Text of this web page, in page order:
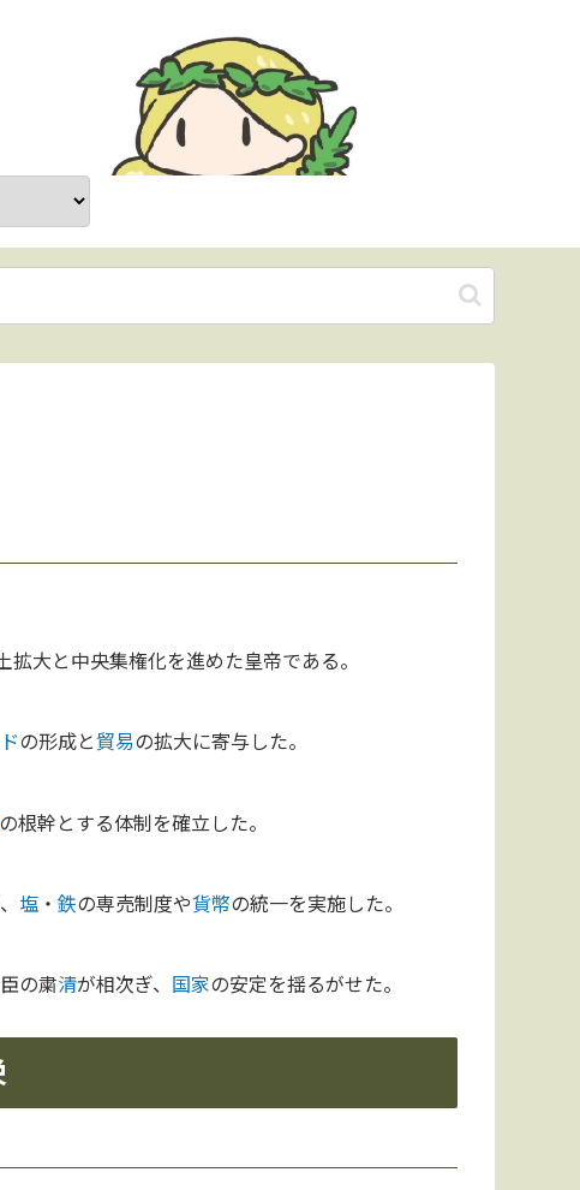
拡大と中央集権化を進めた皇帝である。
の形成と貿易の拡大に寄与した。
の根幹とする体制を確立した。
塩 ・鉄の専売制度や貨幣の統一を実施した。
の粛清が相次ぎ、 国家の安定を揺るがせた。